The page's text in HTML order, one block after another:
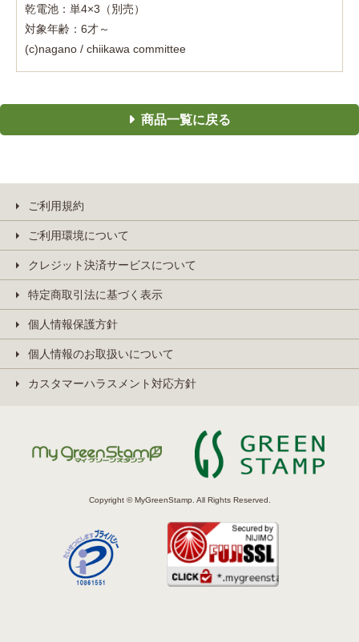
乾電池：単4×3（別売）
対象年齢：6才～
(c)nagano / chiikawa committee
商品一覧に戻る
ご利用規約
ご利用環境について
クレジット決済サービスについて
特定商取引法に基づく表示
個人情報保護方針
個人情報のお取扱いについて
カスタマーハラスメント対応方針
Copyright © MyGreenStamp. All Rights Reserved.